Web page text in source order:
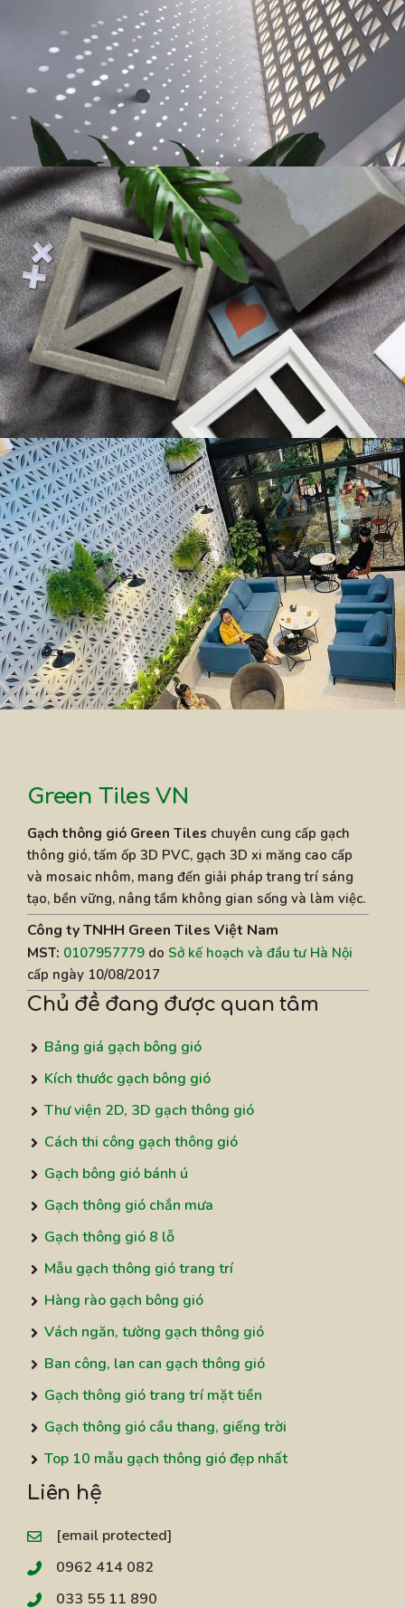
Green Tiles VN
Gạch thông gió Green Tiles chuyên cung cấp gạch
thông gió, tấm ốp 3D PVC, gạch 3D xi măng cao cấp
và mosaic nhôm, mang đến giải pháp trang trí sáng
tạo, bền vững, nâng tầm không gian sống và làm việc.
Công ty TNHH Green Tiles Việt Nam
MST: 0107957779 do Sở kế hoạch và đầu tư Hà Nội
cấp ngày 10/08/2017
Chủ đề đang được quan tâm
Bảng giá gạch bông gió
Kích thước gạch bông gió
Thư viện 2D, 3D gạch thông gió
Cách thi công gạch thông gió
Gạch bông gió bánh ú
Gạch thông gió chắn mưa
Gạch thông gió 8 lỗ
Mẫu gạch thông gió trang trí
Hàng rào gạch bông gió
Vách ngăn, tường gạch thông gió
Ban công, lan can gạch thông gió
Gạch thông gió trang trí mặt tiền
Gạch thông gió cầu thang, giếng trời
Top 10 mẫu gạch thông gió đẹp nhất
Liên hệ
[email protected]
0962 414 082
033 55 11 890